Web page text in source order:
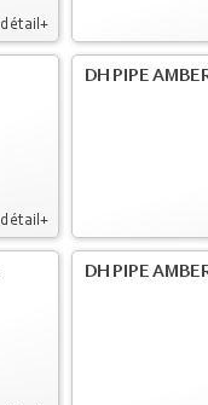
détail+
détail+
DH PIPE
DH PIPE